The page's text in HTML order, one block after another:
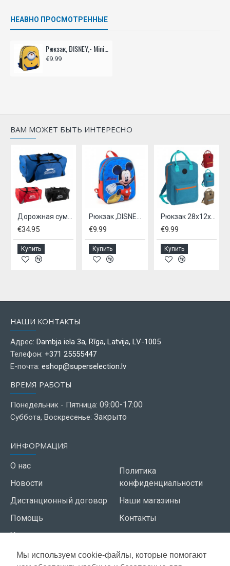
Мы используем cookie-файлы, которые помогают
НЕАВНО ПРОСМОТРЕННЫЕ
Рюкзак, DISNEY,- Minions
€9.99
ВАМ МОЖЕТ БЫТЬ ИНТЕРЕСНО
€34.95
Купить
€9.99
Купить
Рюкзак 28x12x40см
€9.99
Купить
НАШИ КОНТАКТЫ
Адрес: Dambja iela 3a, Rīga, Latvija, LV-1005
Телефон: +371 25555447
Е-почта: eshop@superselection.lv
ВРЕМЯ РАБОТЫ
Понедельник - Пятница: 09:00-17:00
Суббота, Воскресенье: Закрыто
ИНФОРМАЦИЯ
О нас
Новости
Дистанционный договор
Помощь
Условия использования
Политика
конфиденциальности
Наши магазины
Контакты
СЕРВИС КЛИЕНТОВ